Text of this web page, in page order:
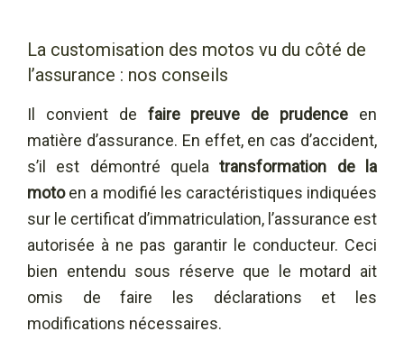
La customisation des motos vu du côté de
l’assurance : nos conseils
Il convient de faire preuve de prudence en
matière d’assurance. En effet, en cas d’accident,
s’il est démontré quela transformation de la
motoen a modifié les caractéristiques indiquées
sur le certificat d’immatriculation, l’assurance est
autorisée à ne pas garantir le conducteur. Ceci
bien entendu sous réserve que le motard ait
omis de faire les déclarations et les
modifications nécessaires.